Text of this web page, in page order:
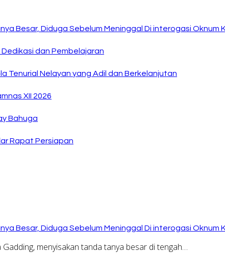
Besar, Diduga Sebelum Meninggal Di interogasi Oknum
Dedikasi dan Pembelajaran
Tenurial Nelayan yang Adil dan Berkelanjutan
XII 2026
Bahuga
Rapat Persiapan
Besar, Diduga Sebelum Meninggal Di interogasi Oknum
menyisakan tanda tanya besar di tengah…